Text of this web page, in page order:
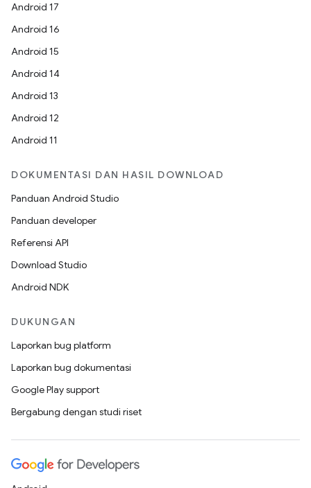
Android 17
Android 16
Android 15
Android 14
Android 13
Android 12
Android 11
DOKUMENTASI DAN HASIL DOWNLOAD
Panduan Android Studio
Panduan developer
Referensi API
Download Studio
Android NDK
DUKUNGAN
Laporkan bug platform
Laporkan bug dokumentasi
Google Play support
Bergabung dengan studi riset